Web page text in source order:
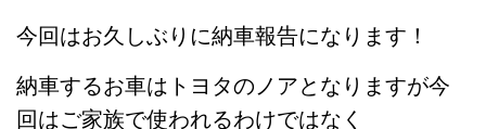
今回はお久しぶりに納車報告になります！
納車するお車はトヨタのノアとなりますが今
回はご家族で使われるわけではなく